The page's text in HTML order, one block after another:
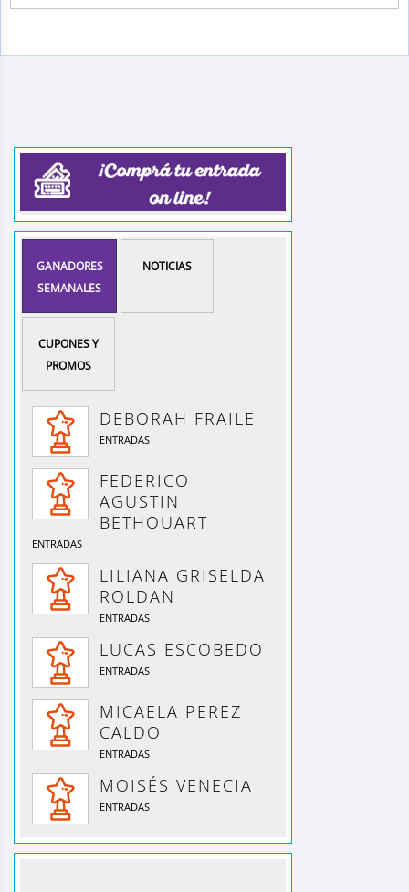
GANADORES
SEMANALES
NOTICIAS
CUPONES Y
PROMOS
DEBORAH FRAILE
ENTRADAS
FEDERICO
AGUSTIN
BETHOUART
ENTRADAS
LILIANA GRISELDA
ROLDAN
ENTRADAS
LUCAS ESCOBEDO
ENTRADAS
MICAELA PEREZ
CALDO
ENTRADAS
MOISÉS VENECIA
ENTRADAS